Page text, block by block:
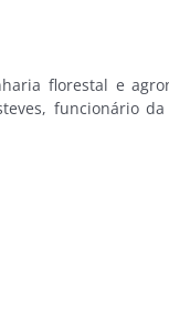
florestal e
funcionário